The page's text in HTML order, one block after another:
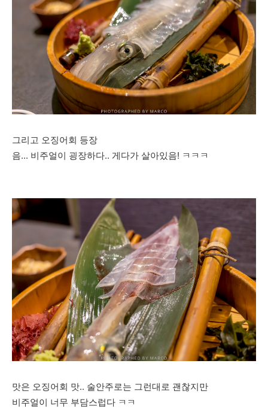
그리고 오징어회 등장
음... 비주얼이 굉장하다.. 게다가 살아있음! ㅋㅋㅋ
맛은 오징어회 맛.. 술안주로는 그런대로 괜찮지만
비주얼이 너무 부담스럽다 ㅋㅋ